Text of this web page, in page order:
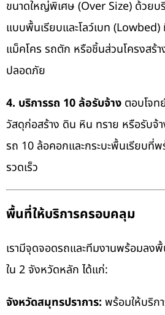
ขนาดใหญ่พิเศษ (Over Size) ด้วยบ
แบบพื้นเรียบและโลว์เบท
แม็คโคร รถตัก หรือชิ้นส่วนโครงสร้
ปลอดภัย
4. บริการรถ 10 ล้อรับจ้าง ตอบโจท
วัสดุก่อสร้าง ดิน หิน ทราย หรือรับจ้
รถ 10 ล้อคอกและกระบะพื้นเรียบที่
รวดเร็ว
พื้นที่ให้บริการครอบคลุม
เรามีจุดจอดรถและทีมงานพร้อมลง
ใน 2 จังหวัดหลัก ได้แก่:
จังหวัดสมุทรปราการ: พร้อมให้บริกา